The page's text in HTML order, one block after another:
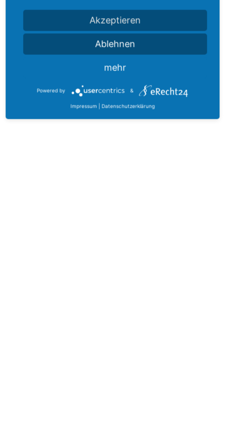
Akzeptieren
Ablehnen
mehr
Powered by &
Impressum Datenschutzerklärung